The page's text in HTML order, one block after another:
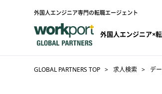
外国人エンジニア専門の転職エージェント
外国人エンジニア×
GLOBAL PARTNERS TOP 求人検索 デ